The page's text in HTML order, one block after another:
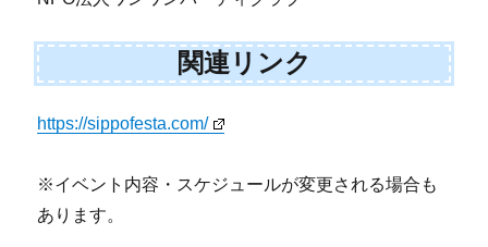
関連リンク
https://sippofesta.com/
※イベント内容・スケジュールが変更される場合も
あります。